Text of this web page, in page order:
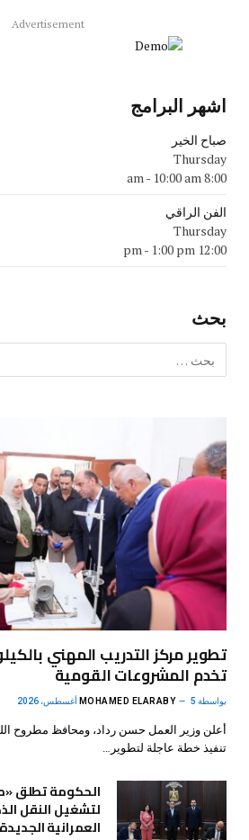
Advertisement
اشهر البرامج
صباح الخير
Thursday
8:00 am
- 10:00 am
الفن الراقي
Thursday
12:00 pm
- 1:00 pm
بحث
تخدم المشروعات القومية
بواسطة MOHAMED ELARABY 5 أغسطس، 2026
أعلن وزير العمل حسن رداد، ومحافظ مطروح
تنفيذ خطة عاجلة لتطوير…
الحكومة تطلق
لتشغيل النقل
العمرانية الجديدة